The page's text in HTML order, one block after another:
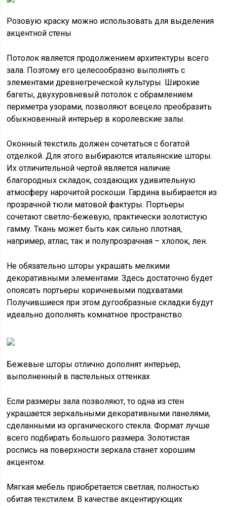
Розовую краску можно использовать для выделения
акцентной стены
Потолок является продолжением архитектуры всего
зала. Поэтому его целесообразно выполнять с
элементами древнегреческой культуры. Широкие
багеты, двухуровневый потолок с обрамлением
периметра узорами, позволяют всецело преобразить
обыкновенный интерьер в королевские залы.
Оконный текстиль должен сочетаться с богатой
отделкой. Для этого выбираются итальянские шторы.
Их отличительной чертой является наличие
благородных складок, создающих удивительную
атмосферу нарочитой роскоши. Гардина выбирается из
прозрачной тюли матовой фактуры. Портьеры
сочетают светло-бежевую, практически золотистую
гамму. Ткань может быть как сильно плотная,
например, атлас, так и полупрозрачная – хлопок, лен.
Не обязательно шторы украшать мелкими
декоративными элементами. Здесь достаточно будет
опоясать портьеры коричневыми подхватами.
Получившиеся при этом дугообразные складки будут
идеально дополнять комнатное пространство.
Бежевые шторы отлично дополнят интерьер,
выполненный в пастельных оттенках
Если размеры зала позволяют, то одна из стен
украшается зеркальными декоративными панелями,
сделанными из органического стекла. Формат лучше
всего подбирать большого размера. Золотистая
роспись на поверхности зеркала станет хорошим
акцентом.
Мягкая мебель приобретается светлая, полностью
обитая текстилем. В качестве акцентирующих